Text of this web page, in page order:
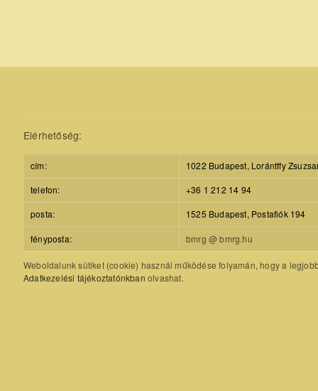
Elérhetőség:
cím:
1022 Budapest, Lorántffy
telefon:
+36 1 212 14 94
posta:
1525 Budapest, Postafiók 194
fényposta: bmrg @ bmrg.hu
Weboldalunk sütiket (cookie) használ működése folyamán, hogy a
Adatkezelési tájékoztatónkban olvashat.